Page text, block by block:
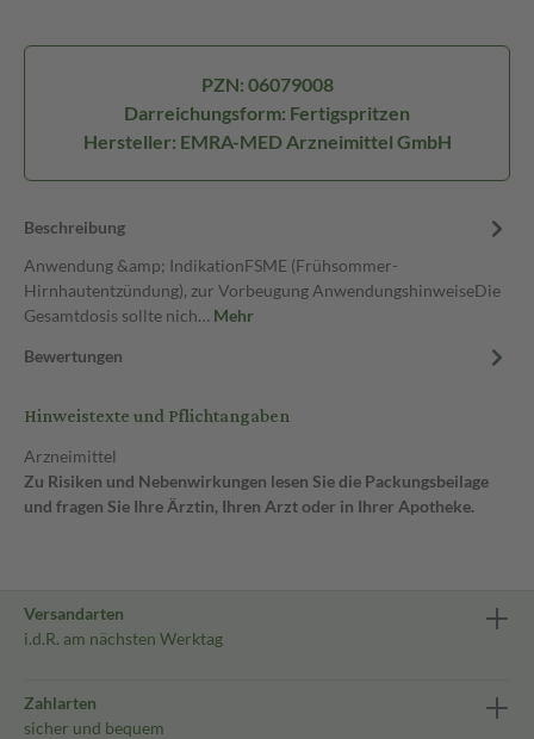
PZN: 06079008
Darreichungsform: Fertigspritzen
Hersteller: EMRA-MED Arzneimittel GmbH
Beschreibung
Anwendung &amp; IndikationFSME (Frühsommer-
Hirnhautentzündung), zur Vorbeugung AnwendungshinweiseDie
Gesamtdosis sollte nich… Mehr
Bewertungen
Hinweistexte und Pflichtangaben
Arzneimittel
Zu Risiken und Nebenwirkungen lesen Sie die Packungsbeilage
und fragen Sie Ihre Ärztin, Ihren Arzt oder in Ihrer Apotheke.
Versandarten
i.d.R. am nächsten Werktag
Zahlarten
sicher und bequem